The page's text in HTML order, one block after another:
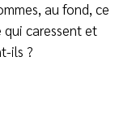
au fond, ce
qui caressent et
ils ?